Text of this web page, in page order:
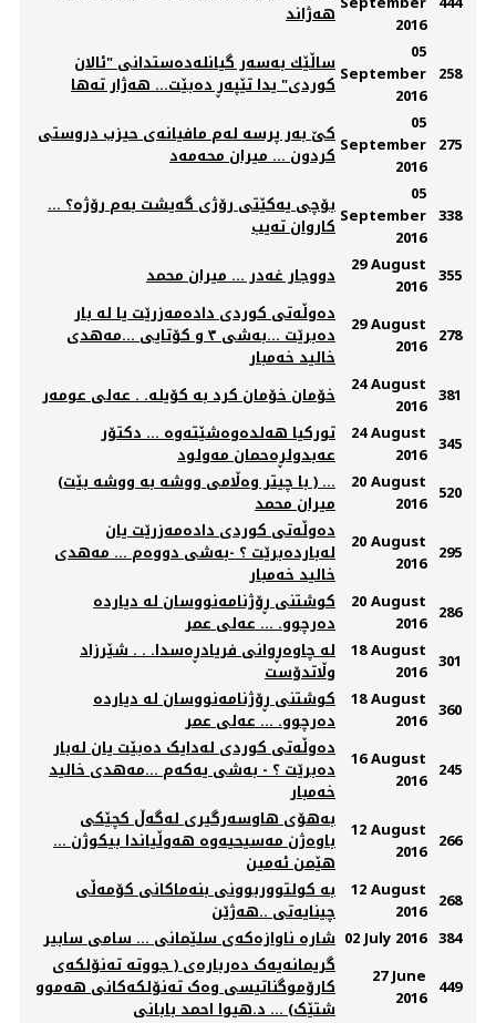
هەژاند
2016
ساڵێك به‌سه‌ر گیانله‌ده‌ستدانی "ئالان
كوردی" یدا تێپه‌ڕ ده‌بێت... هەژار تەها
05
September
2016
258
کێ بەر پرسە لەم مافیانەی حیزب دروستی
کردون ... میران محەمەد
05
September
2016
275
بۆچی یه‌كێتی رۆژی گه‌یشت به‌م رۆژه‌؟ ...
كاروان ته‌یب
05
September
2016
338
دووجار غەدر ... میران محمد 29 August
2016 355
دەوڵەتی کوردی دادەمەزرێت یا لە بار
دەبرێت ...بەشی ٣ و کۆتایی ...مەهدی
خالید خەمبار
29 August
2016 278
خۆمان خۆمان کرد بە کۆیلە. . عەلی عومەر 24 August
2016 381
تورکیا هەلدەوەشێتەوە ... دكتۆر
عەبدولڕەحمان مەولود
24 August
2016 345
(با چیتر وەڵامی ووشە بە ووشە بێت ) ...
میران محمد
20 August
2016 520
دەوڵەتی کوردی دادەمەزرێت یان
لەباردەبرێت ؟ -بەشی دووەم ... مەهدی
خالید خەمبار
20 August
2016 295
کوشتنی ڕۆژنامەنووسان لە دیاردە
دەرچوو. ... عەلی عمر
20 August
2016 286
لە چاوەڕوانی فریادڕەسدا. . . شێرزاد
وڵاتدۆست
18 August
2016 301
کوشتنی ڕۆژنامەنووسان لە دیاردە
دەرچوو. ... عەلی عمر
18 August
2016 360
دەوڵەتی کوردی لەدایک دەبێت یان لەبار
دەبرێت ؟ - بەشی یەکەم ...مەهدی خالید
خەمبار
16 August
2016 245
به‌هۆی هاوسه‌رگیری له‌گه‌ڵ كچێكی
باوه‌ژن مه‌سیحیه‌وه‌ هه‌وڵیاندا بیكوژن ...
هێمن ئه‌مین
12 August
2016 266
بە کولتووربوونی بنەماکانی کۆمەڵی
چینایەتی ..هەژێن
12 August
2016 268
شارە ناوازەکەی سلێمانی ... سامی سابیر 02 July 2016 384
گریمانەیەک دەربارەی ( جووتە تەنۆلکەی
کارۆموگناتیسی وەک تەنۆلکەکانی هەموو
شتێک) ... د.هیوا احمد بابانی
27 June
2016 449